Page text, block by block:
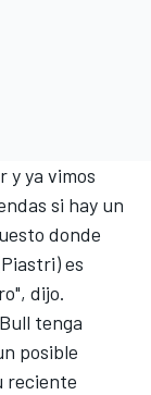
y ya vimos
si hay un
donde
es
dijo.
tenga
posible
reciente